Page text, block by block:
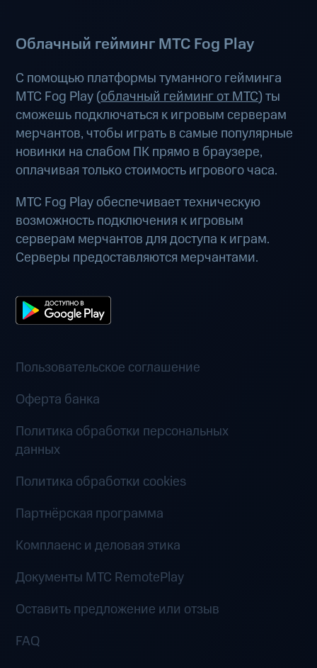
Облачный гейминг МТС Fog Play
С помощью платформы туманного гейминга
МТС Fog Play (облачный гейминг от МТС) ты
сможешь подключаться к игровым серверам
мерчантов, чтобы играть в самые популярные
новинки на слабом ПК прямо в браузере,
оплачивая только стоимость игрового часа.
МТС Fog Play обеспечивает техническую
возможность подключения к игровым
серверам мерчантов для доступа к играм.
Серверы предоставляются мерчантами.
Пользовательское соглашение
Оферта банка
Политика обработки персональных
данных
Политика обработки cookies
Партнёрская программа
Комплаенс и деловая этика
Документы MTC RemotePlay
Оставить предложение или отзыв
FAQ